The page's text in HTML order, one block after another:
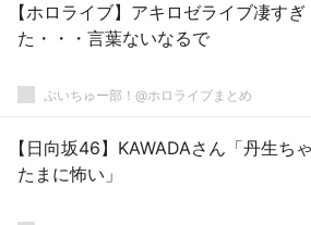
【ホロライブ】アキロゼライブ凄すぎ
た・・・言葉ないなるで
ぶいちゅー部！@ホロライブまとめ
【日向坂46】KAWADAさん「丹生ち
たまに怖い」